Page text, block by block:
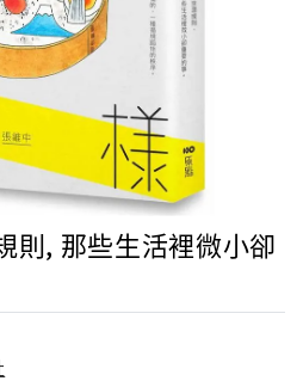
則, 那些生活裡微小卻